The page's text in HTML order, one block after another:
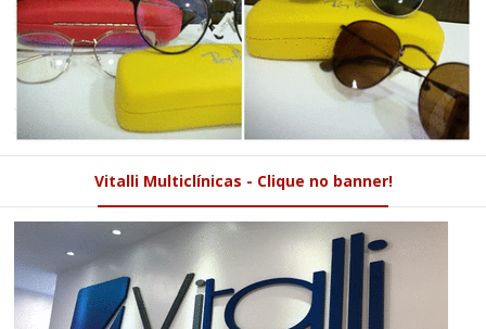
Vitalli Multiclínicas - Clique no banner!